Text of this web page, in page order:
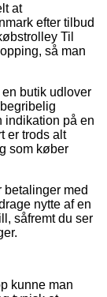
at
efter tilbud
Til
så man
butik udlover
indikation på en
er trods alt
som køber
betalinger med
nytte af en
såfremt du ser
kunne man